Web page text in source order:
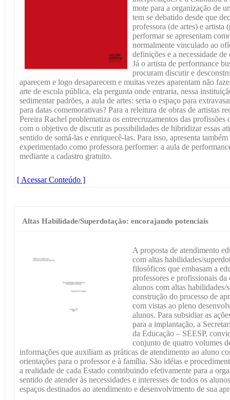
mote para a organização de
tem se debatido desde que
professora (de artes) e artista
performar se apresentam
normalmente vinculado ao
definições e a necessidade
Já o artista de performance
procuram discutir e
aparecem e logo desaparecem e muitas vezes aparentam não
arte de escola pública, ela pergunta onde entraria, nessa
sedimentar padrões, a aula de artes: seria o espaço para
para datas comemorativas? Para a releitura de obras de artistas
Pereira Rachel problematiza os entrecruzamentos das profissões
com o objetivo de discutir as possibilidades de hibridizar essas
sentido de somá-las e enriquecê-las. Para isso, apresenta
experimentado como professora performer: a aula de
mediante a cadastro gratuito.
[ Acessar Conteúdo ]
Altas Habilidade/Superdotação: encorajando potenciais
A proposta de atendimento
com altas habilidades/
filosóficos que embasam a
professores e profissionais
alunos com altas
construção do processo de
com vistas ao pleno
alunos. Para subsidiar as
para a implantação, a
da Educação – SEESP,
conjunto de quatro volumes
informações que auxiliam as práticas de atendimento ao aluno
orientações para o professor e à família. São idéias e
a realidade de cada Estado contribuindo efetivamente para a
sentido de atender às necessidades e interesses de todos os
espaços destinados ao atendimento e desenvolvimento de sua